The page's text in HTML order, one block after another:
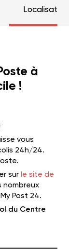
Localisation
à
!
vous
24h/24.
sur le site de
nombreux
Post 24.
du Centre